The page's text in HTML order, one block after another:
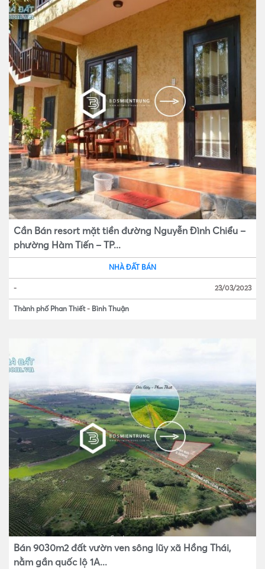
Cần Bán resort mặt tiền đường Nguyễn Đình Chiểu –
phường Hàm Tiến – TP...
NHÀ ĐẤT BÁN
- 23/03/2023
Thành phố Phan Thiết - Bình Thuận
Bán 9030m2 đất vườn ven sông lũy xã Hồng Thái,
nằm gần quốc lộ 1A...